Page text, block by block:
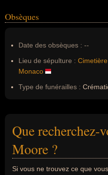
Obsèques
Date des obsèques : --
Lieu de sépulture :
Monaco
Type de funérailles :
Que recherchez-
Moore ?
Si vous ne trouvez ce que